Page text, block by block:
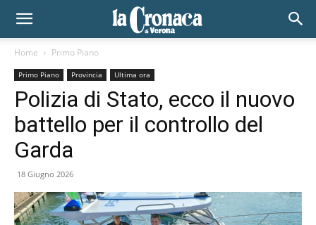
Home Primo Piano
Primo Piano Provincia Ultima ora
Polizia di Stato, ecco il nuovo
battello per il controllo del
Garda
18 Giugno 2026